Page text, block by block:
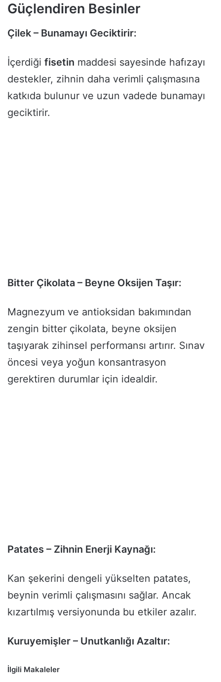
Güçlendiren Besinler
Çilek – Bunamayı Geciktirir:
İçerdiği fisetin maddesi sayesinde hafızayı
destekler, zihnin daha verimli çalışmasına
katkıda bulunur ve uzun vadede bunamayı
geciktirir.
Bitter Çikolata – Beyne Oksijen Taşır:
Magnezyum ve antioksidan bakımından
zengin bitter çikolata, beyne oksijen
taşıyarak zihinsel performansı artırır. Sınav
öncesi veya yoğun konsantrasyon
gerektiren durumlar için idealdir.
Patates – Zihnin Enerji Kaynağı:
Kan şekerini dengeli yükselten patates,
beynin verimli çalışmasını sağlar. Ancak
kızartılmış versiyonunda bu etkiler azalır.
Kuruyemişler – Unutkanlığı Azaltır:
İlgili Makaleler